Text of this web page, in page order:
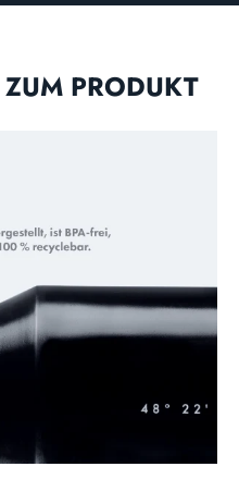
PRODUKT